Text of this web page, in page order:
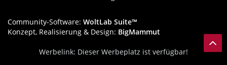
Community-Software: WoltLab Suite™
Konzept, Realisierung & Design: BigMammut
Werbelink: Dieser Werbeplatz ist verfügbar!